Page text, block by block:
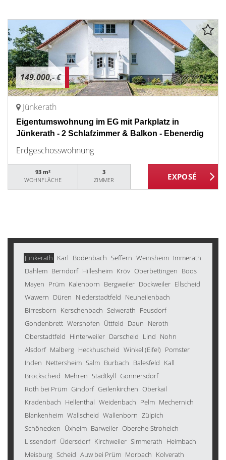
149.000,- €
Jünkerath
Eigentumswohnung im EG mit Parkplatz in
Jünkerath - 2 Schlafzimmer & Balkon - Ebenerdig
Erdgeschosswohnung
93 m²
WOHNFLÄCHE
3
ZIMMER
Jünkerath Karl Bodenbach Seffern Weinsheim Immerath
Dahlem Berndorf Hillesheim Kröv Oberbettingen Boos
Mayen Prüm Kalenborn Bergweiler Dockweiler Ellscheid
Wawern Düren Niederstadtfeld Neuheilenbach
Birresborn Kerschenbach Seiwerath Feusdorf
Gondenbrett Wershofen Üttfeld Daun Neroth
Oberstadtfeld Hinterweiler Darscheid Lind Nohn
Alsdorf Malberg Heckhuscheid Winkel (Eifel) Pomster
Inden Nettersheim Salm Burbach Balesfeld Kall
Brockscheid Mehren Stadtkyll Gönnersdorf
Roth bei Prüm Gindorf Geilenkirchen Oberkail
Kradenbach Hellenthal Weidenbach Pelm Mechernich
Blankenheim Wallscheid Wallenborn Zülpich
Schönecken Üxheim Barweiler Oberehe-Stroheich
Lissendorf Üdersdorf Kirchweiler Simmerath Heimbach
Meisburg Scheid Auw bei Prüm Morbach Kolverath